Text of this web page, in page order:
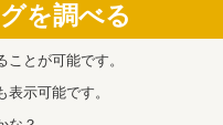
を調べる
とが可能です。
示可能です。